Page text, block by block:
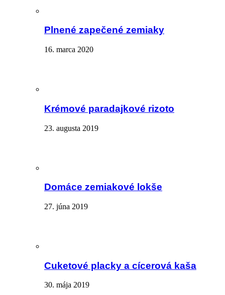
Plnené zapečené zemiaky
16. marca 2020
Krémové paradajkové rizoto
23. augusta 2019
Domáce zemiakové lokše
27. júna 2019
Cuketové placky a cícerová kaša
30. mája 2019